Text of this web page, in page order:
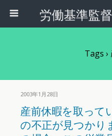
労働基準監
Tags ›
2003年1月28日
産前休暇を取って
の不正が見つかり